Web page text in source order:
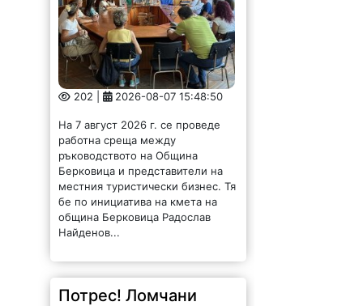
202 | 2026-08-07 15:48:50
На 7 август 2026 г. се проведе
работна среща между
ръководството на Община
Берковица и представители на
местния туристически бизнес. Тя
бе по инициатива на кмета на
община Берковица Радослав
Найденов...
Потрес! Ломчани